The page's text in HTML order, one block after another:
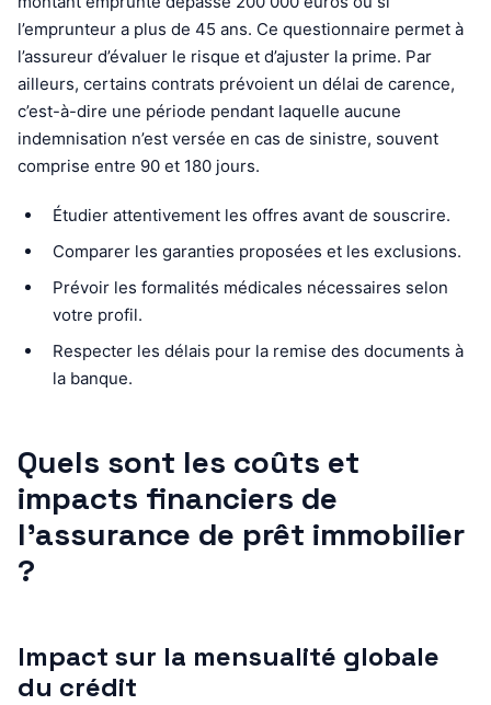
l’emprunteur a plus de 45 ans. Ce questionnaire permet à
l’assureur d’évaluer le risque et d’ajuster la prime. Par
ailleurs, certains contrats prévoient un délai de carence,
c’est-à-dire une période pendant laquelle aucune
indemnisation n’est versée en cas de sinistre, souvent
comprise entre 90 et 180 jours.
Étudier attentivement les offres avant de souscrire.
Comparer les garanties proposées et les exclusions.
Prévoir les formalités médicales nécessaires selon
votre profil.
Respecter les délais pour la remise des documents à
la banque.
Quels sont les coûts et
impacts financiers de
l’assurance de prêt immobilier
?
Impact sur la mensualité globale
du crédit